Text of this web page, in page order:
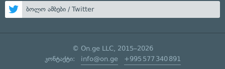
ბოლო ამბები / Twitter
© On.ge LLC, 2015–2026
კონტაქტი: info@on.ge +995 577 340 891